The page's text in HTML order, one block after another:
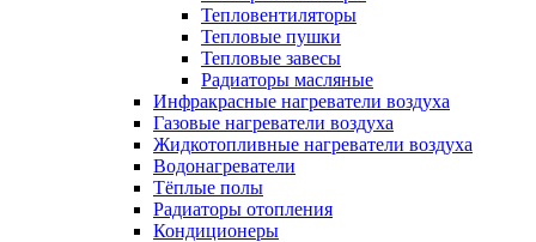
Тепловентиляторы
Тепловые пушки
Тепловые завесы
Радиаторы масляные
Инфракрасные нагреватели воздуха
Газовые нагреватели воздуха
Жидкотопливные нагреватели воздуха
Водонагреватели
Тёплые полы
Радиаторы отопления
Кондиционеры